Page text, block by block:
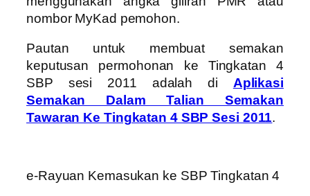
nombor MyKad pemohon.
Pautan untuk membuat semakan
keputusan permohonan ke Tingkatan 4
SBP sesi 2011 adalah di Aplikasi
Semakan Dalam Talian Semakan
Tawaran Ke Tingkatan 4 SBP Sesi 2011.
e-Rayuan Kemasukan ke SBP Tingkatan 4